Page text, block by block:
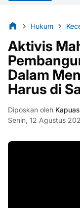
Hukum
Aktivis
Dalam
Harus di
Diposkan oleh
Senin, 12 Agustus